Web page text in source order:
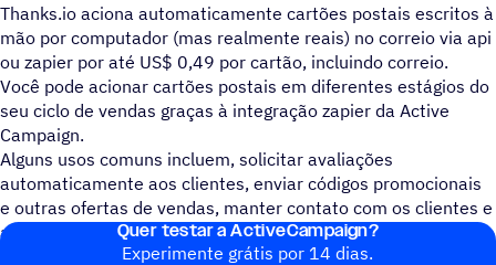
Thanks.io aciona automaticamente cartões postais escritos à
mão por computador (mas realmente reais) no correio via api
ou zapier por até US$ 0,49 por cartão, incluindo correio.
Você pode acionar cartões postais em diferentes estágios do
seu ciclo de vendas graças à integração zapier da Active
Campaign.
Alguns usos comuns incluem, solicitar avaliações
automaticamente aos clientes, enviar códigos promocionais
e outras ofertas de vendas, manter contato com os clientes e
acompanhar leads com algo frio no email.
Quer testar a ActiveCampaign?
Experimente grátis por 14 dias.